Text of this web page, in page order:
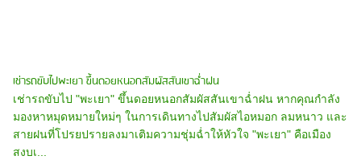
เช่ารถขับไปพะเยา ขึ้นดอยหนอกสัมผัสสันเขาฉ่ำฝน
เช่ารถขับไป "พะเยา" ขึ้นดอยหนอกสัมผัสสันเขาฉ่ำฝน หากคุณกำลัง
มองหาหมุดหมายใหม่ๆ ในการเดินทางไปสัมผัสไอหมอก ลมหนาว และ
สายฝนที่โปรยปรายลงมาเติมความชุ่มฉ่ำให้หัวใจ "พะเยา" คือเมือง
สงบเ...